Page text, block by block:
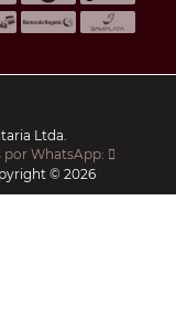
Ltda.
por WhatsApp:
© 2026